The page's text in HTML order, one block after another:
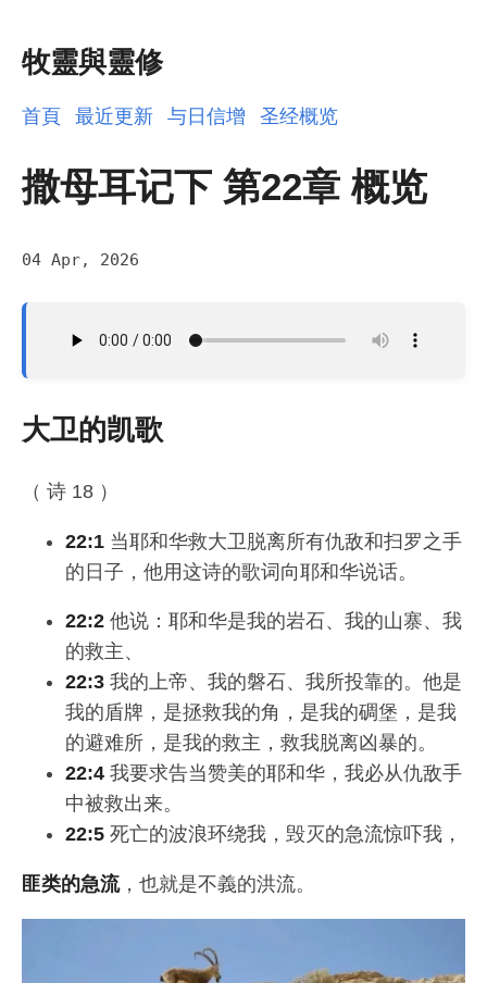
牧靈與靈修
首頁 最近更新 与日信增 圣经概览
撒母耳记下 第22章 概览
04 Apr, 2026
大卫的凯歌
（ 诗 18 ）
22:1 当耶和华救大卫脱离所有仇敌和扫罗之手
的日子，他用这诗的歌词向耶和华说话。
22:2 他说：耶和华是我的岩石、我的山寨、我
的救主、
22:3 我的上帝、我的磐石、我所投靠的。他是
我的盾牌，是拯救我的角，是我的碉堡，是我
的避难所，是我的救主，救我脱离凶暴的。
22:4 我要求告当赞美的耶和华，我必从仇敌手
中被救出来。
22:5 死亡的波浪环绕我，毁灭的急流惊吓我，
匪类的急流，也就是不義的洪流。